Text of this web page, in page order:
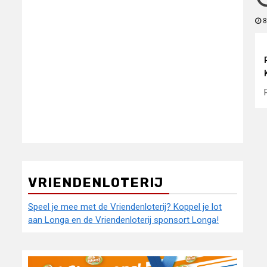
8
VRIENDENLOTERIJ
Speel je mee met de Vriendenloterij? Koppel je lot
aan Longa en de Vriendenloterij sponsort Longa!